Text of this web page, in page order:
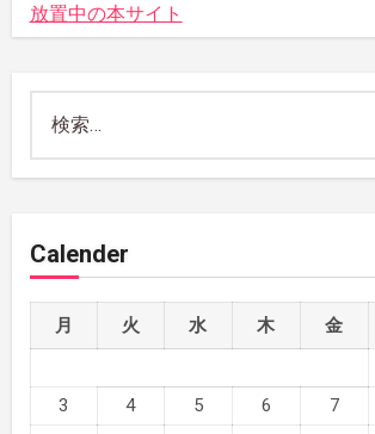
放置中の本サイト
Calender
月 火 水 木 金
3
4 5 6 7